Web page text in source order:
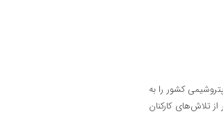
کشور را به
تلاش‌های کارکنان